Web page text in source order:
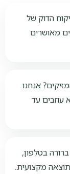
הדוק של
מאושרים
אנחנו
עוזבים עד
בטלפון,
מקצועית.